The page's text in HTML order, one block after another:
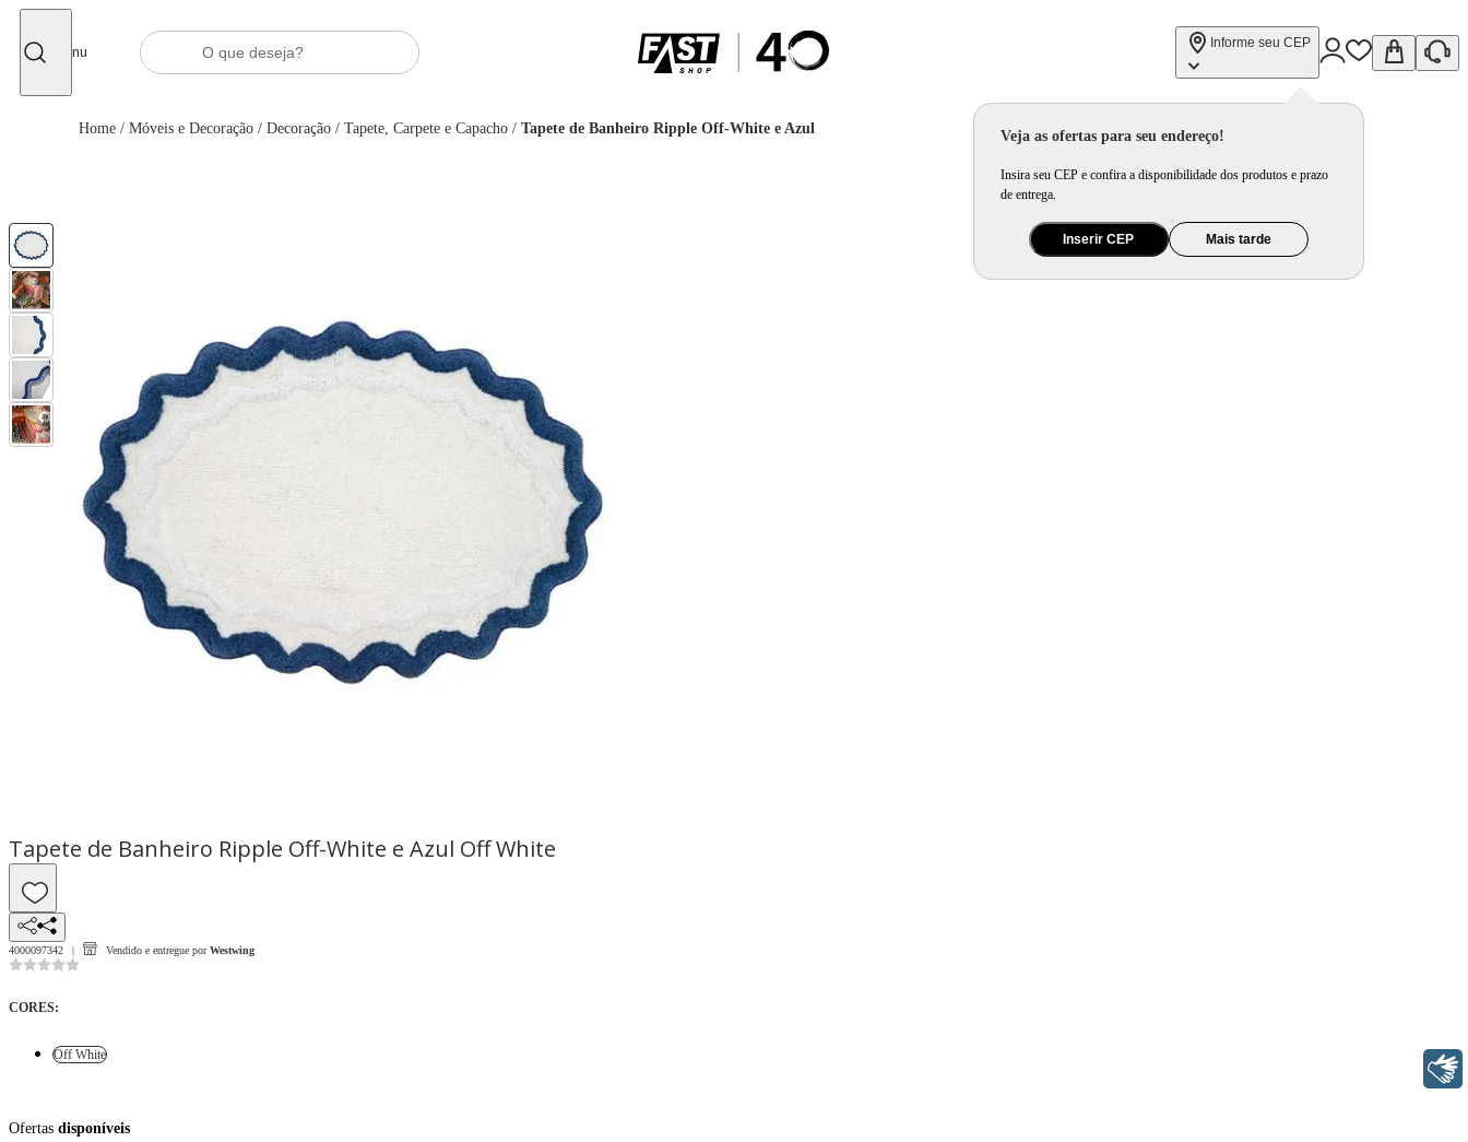
Menu
Informe seu CEP
Veja as ofertas para seu endereço!
Insira seu CEP e confira a disponibilidade dos produtos e prazo
de entrega.
Inserir CEP Mais tarde
Home / Móveis e Decoração / Decoração / Tapete, Carpete e Capacho / Tapete de Banheiro Ripple Off-White e Azul
Tapete de Banheiro Ripple Off-White e Azul Off White
4000097342 Vendido e entregue por Westwing
CORES:
Off White
Ofertas disponíveis